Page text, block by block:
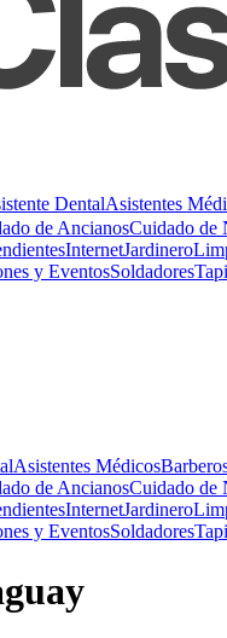
DentalAsistentes
de AncianosCuidado de
InternetJardinero
y EventosSoldadores
Asistentes Médicos
de AncianosCuidado de
InternetJardinero
y EventosSoldadores